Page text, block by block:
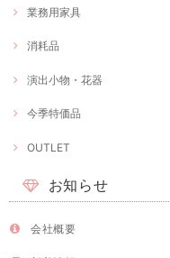
業務用家具
消耗品
演出小物・花器
今季特価品
OUTLET
お知らせ
会社概要